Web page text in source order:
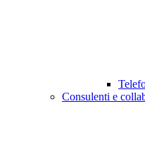
Consulenti e